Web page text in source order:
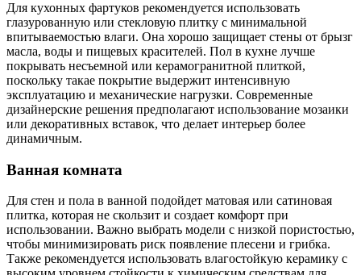
Для кухонных фартуков рекомендуется использовать
глазурованную или стекловую плитку с минимальной
впитываемостью влаги. Она хорошо защищает стены от брызг
масла, воды и пищевых красителей. Пол в кухне лучше
покрывать несъемной или керамогранитной плиткой,
поскольку такае покрытие выдержит интенсивную
эксплуатацию и механические нагрузки. Современные
дизайнерские решения предполагают использование мозаики
или декоративных вставок, что делает интерьер более
динамичным.
Ванная комната
Для стен и пола в ванной подойдет матовая или сатиновая
плитка, которая не скользит и создает комфорт при
использовании. Важно выбрать модели с низкой пористостью,
чтобы минимизировать риск появление плесени и грибка.
Также рекомендуется использовать влагостойкую керамику с